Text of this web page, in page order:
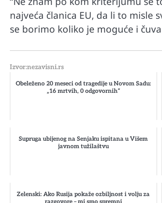
najveća članica EU, da li to misle
se borimo koliko je moguće i
Izvor:nezavisni.rs
Obeleženo 20 meseci od tragedije u Novom Sadu:
„16 mrtvih, 0 odgovornih“
Supruga ubijenog na Senjaku ispitana u Višem
javnom tužilaštvu
Zelenski: Ako Rusija pokaže ozbiljnost i volju za